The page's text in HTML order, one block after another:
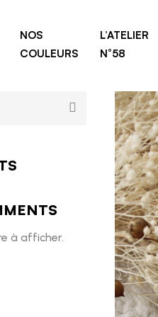
NOS
COULEURS
L’ATELIER
N°58
à afficher.